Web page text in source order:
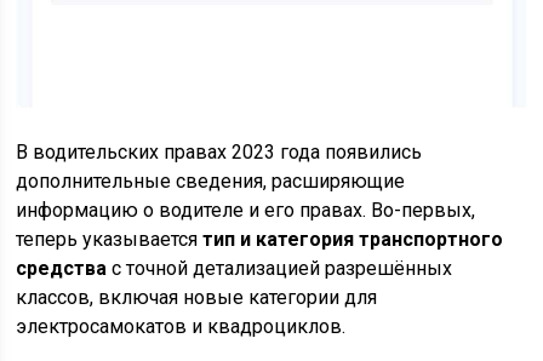
В водительских правах 2023 года появились
дополнительные сведения, расширяющие
информацию о водителе и его правах. Во-первых,
теперь указываетсятип и категория транспортного
средства с точной детализацией разрешённых
классов, включая новые категории для
электросамокатов и квадроциклов.